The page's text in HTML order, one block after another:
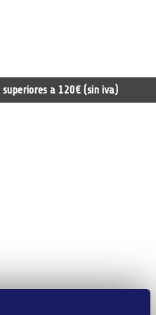
a 120€ (sin iva)